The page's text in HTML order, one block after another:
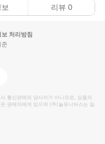
리뷰 0
처리방침
준
통신판매의 당사자가 아니므로, 상품의
판매자에게 있으며 (주)놀유니버스는 일